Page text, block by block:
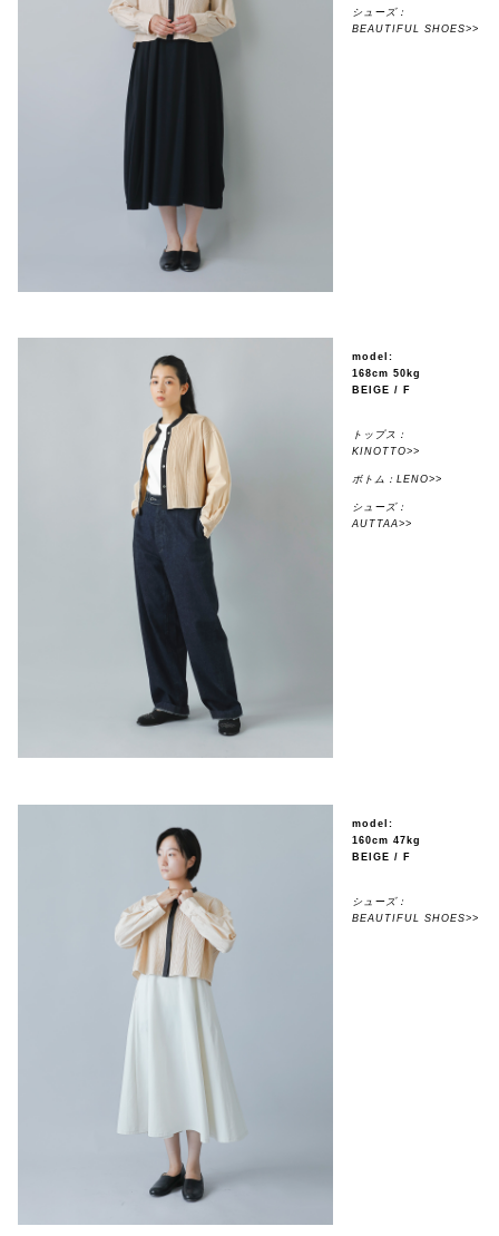
シューズ：
BEAUTIFUL SHOES>>
model:
168cm 50kg
BEIGE / F
トップス：
KINOTTO>>
ボトム：LENO>>
シューズ：
AUTTAA>>
model:
160cm 47kg
BEIGE / F
シューズ：
BEAUTIFUL SHOES>>